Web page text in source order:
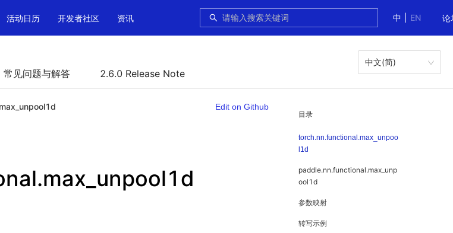
中
EN 论
活动日历 开发者社区 资讯
常见问题与解答 2.6.0 Release Note
中文(简)
目录
torch.nn.functional.max_unpoo
l1d
paddle.nn.functional.max_unp
ool1d
参数映射
转写示例
Edit on Github